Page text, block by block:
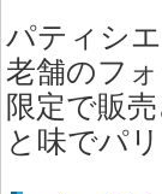
パティシ
老舗のフ
限定で販
と味でパ